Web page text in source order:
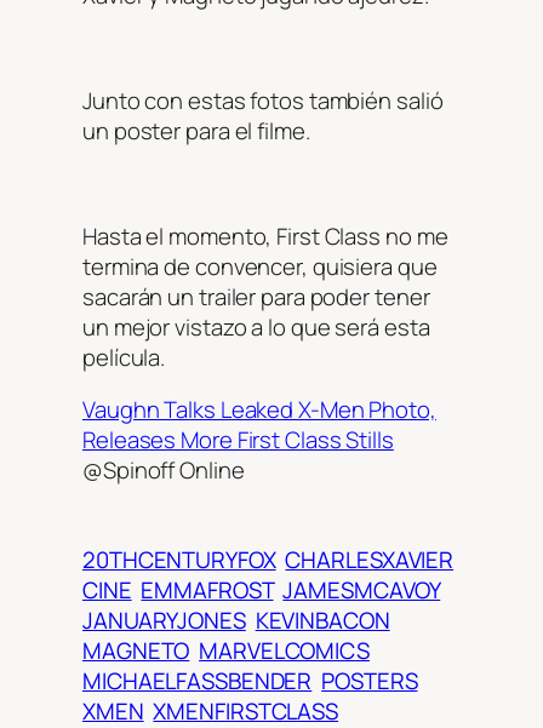
Junto con estas fotos también salió
un poster para el filme.
Hasta el momento, First Class no me
termina de convencer, quisiera que
sacarán un trailer para poder tener
un mejor vistazo a lo que será esta
película.
Vaughn Talks Leaked X-Men Photo,
Releases More First Class Stills
@Spinoff Online
20THCENTURYFOX CHARLESXAVIER
CINE EMMAFROST JAMESMCAVOY
JANUARYJONES KEVINBACON
MAGNETO MARVELCOMICS
MICHAELFASSBENDER POSTERS
XMEN XMENFIRSTCLASS